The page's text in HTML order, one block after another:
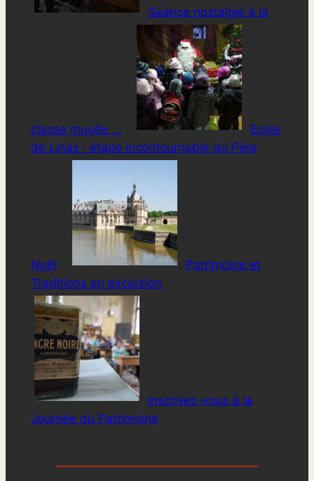
Séance nostalgie à la
classe musée …
Ecole
de Linas : étape incontournable du Père
Noël
Patrimoine et
Traditions en excursion
Inscrivez-vous à la
Journée du Patrimoine